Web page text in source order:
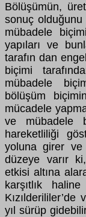
Bölüşümün,
sonuç olduğunu
mübadele
yapıları ve
tarafın dan
biçimi
mübadele
bölüşüm
mücadele
ve mübadele
hareketliliği
yoluna girer
düzeye varır
etkisi altına
karşıtlık
yıl sürüp